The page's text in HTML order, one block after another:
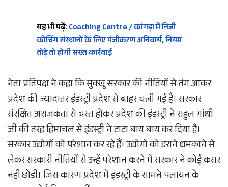
यह भी पढ़ें: Coaching Centre / कांगड़ा में निजी
कोचिंग संस्थानों के लिए पंजीकरण अनिवार्य, नियम
तोड़े तो होगी सख्त कार्रवाई
नेता प्रतिपक्ष ने कहा कि सुक्खू सरकार की नीतियों से तंग आकर
प्रदेश की ज्यादातर इंडस्ट्री प्रदेश से बाहर चली गई है। सरकार
संरक्षित अराजकता से त्रस्त होकर प्रदेश की इंडस्ट्री ने राहुल गांधी
जी की तरह हिमाचल से इंडस्ट्री ने टाटा बाय बाय कर दिया है।
सरकार उद्योगों को परेशान कर रहे हैं। उद्योगों को डराने धमकाने से
लेकर सरकारी नीतियों से उन्हें परेशान करने में सरकार ने कोई कसर
नहीं छोड़ी। जिस कारण प्रदेश में इंडस्ट्री के सामने पलायन के